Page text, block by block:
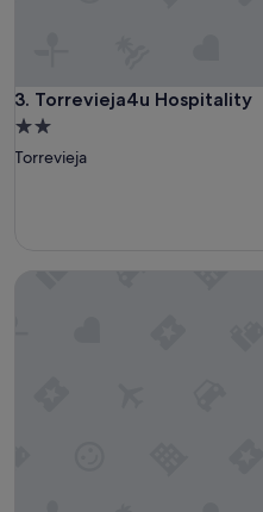
3. Torrevieja4u Hospitality
Torrevieja4u Hospitality
Alojamiento
de
Torrevieja
Apartamento en hotel